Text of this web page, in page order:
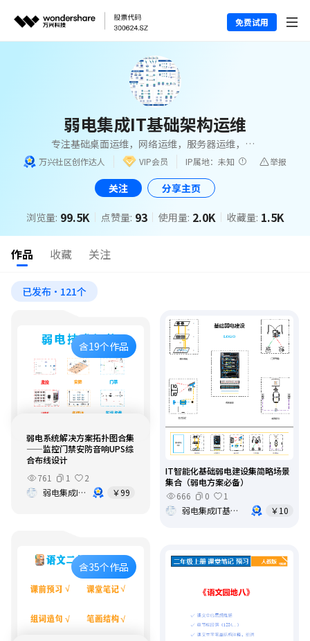
免费试用
弱电集成IT基础架构运维
专注基础桌面运维，网络运维，服务器运维，基
础弱电建设，IT基础架构建设。
万兴社区创作达人 VIP会员 IP属地：未知 举报
关注 分享主页
浏览量: 99.5K 点赞量: 93 使用量: 2.0K 收藏量: 1.5K
作品 收藏 关注
已发布·121个
含19个作品
弱电系统解决方案拓扑图合集
——监控门禁安防音响UPS综
合布线设计
761
1
2
弱电集成IT基础架构运维
￥99
IT智能化基础弱电建设集简略场景
集合（弱电方案必备）
666
0
1
弱电集成IT基础架构运维
￥10
含35个作品